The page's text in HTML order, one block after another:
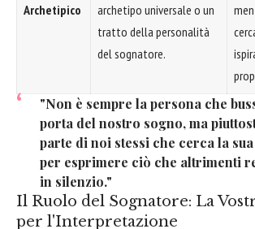
Archetipico
archetipo universale o un
tratto della personalità
del sognatore.
"Non è sempre la persona che
porta del nostro sogno, ma
parte di noi stessi che cerca la
per esprimere ciò che altrimenti
in silenzio."
Il Ruolo del Sognatore: La
per l'Interpretazione